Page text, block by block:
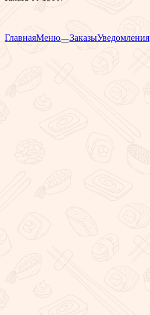
ГлавнаяМеню ЗаказыУведомления